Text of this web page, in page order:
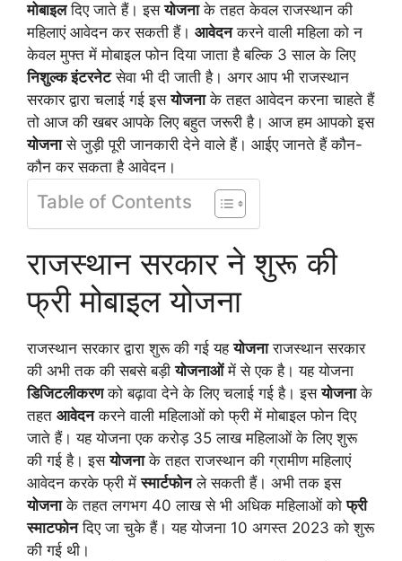
मोबाइलदिए जाते हैं। इसयोजनाके तहत केवल राजस्थान की
महिलाएं आवेदन कर सकती हैं। आवेदनकरने वाली महिला को न
केवल मुफ्त में मोबाइल फोन दिया जाता है बल्कि 3 साल के लिए
निशुल्क इंटरनेटसेवा भी दी जाती है। अगर आप भी राजस्थान
सरकार द्वारा चलाई गई इसयोजनाके तहत आवेदन करना चाहते हैं
तो आज की खबर आपके लिए बहुत जरूरी है। आज हम आपको इस
योजनासे जुड़ी पूरी जानकारी देने वाले हैं। आईए जानते हैं कौन-
कौन कर सकता है आवेदन।
Table of Contents
राजस्थान सरकार ने शुरू की
फ्री मोबाइल योजना
राजस्थान सरकार द्वारा शुरू की गई यहयोजनाराजस्थान सरकार
की अभी तक की सबसे बड़ीयोजनाओंमें से एक है। यह योजना
डिजिटलीकरणको बढ़ावा देने के लिए चलाई गई है। इसयोजनाके
तहत आवेदनकरने वाली महिलाओं को फ्री में मोबाइल फोन दिए
जाते हैं। यह योजना एक करोड़ 35 लाख महिलाओं के लिए शुरू
की गई है। इसयोजनाके तहत राजस्थान की ग्रामीण महिलाएं
आवेदन करके फ्री मेंस्मार्टफोनले सकती हैं। अभी तक इस
योजनाके तहत लगभग 40 लाख से भी अधिक महिलाओं कोफ्री
स्माटफोनदिए जा चुके हैं। यह योजना 10 अगस्त 2023 को शुरू
की गई थी।